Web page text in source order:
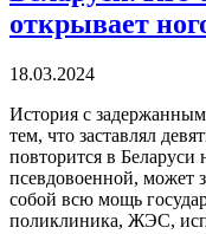
открывает
18.03.2024
История с
тем, что заставлял
повторится в
псевдовоенной, может
собой всю мощь
поликлиника, ЖЭС,